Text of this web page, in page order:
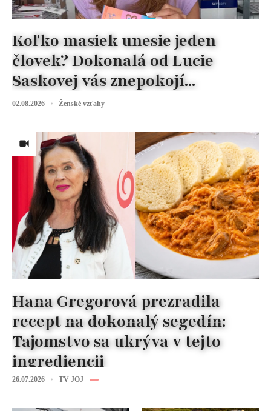
Koľko masiek unesie jeden
človek? Dokonalá od Lucie
Saskovej vás znepokojí...
02.08.2026 Ženské vzťahy
Hana Gregorová prezradila
recept na dokonalý segedín:
Tajomstvo sa ukrýva v tejto
ingrediencii
26.07.2026 TV JOJ